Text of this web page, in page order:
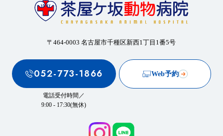
〒464-0003 名古屋市千種区新西1丁目1番5号
052-773-1866
電話受付時間／
9:00 - 17:30(無休)
Web予約